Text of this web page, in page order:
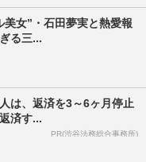
女”・石田夢実と熱愛報
る三...
は、返済を3～6ヶ月停止
済す...
PR(渋谷法務総合事務所)